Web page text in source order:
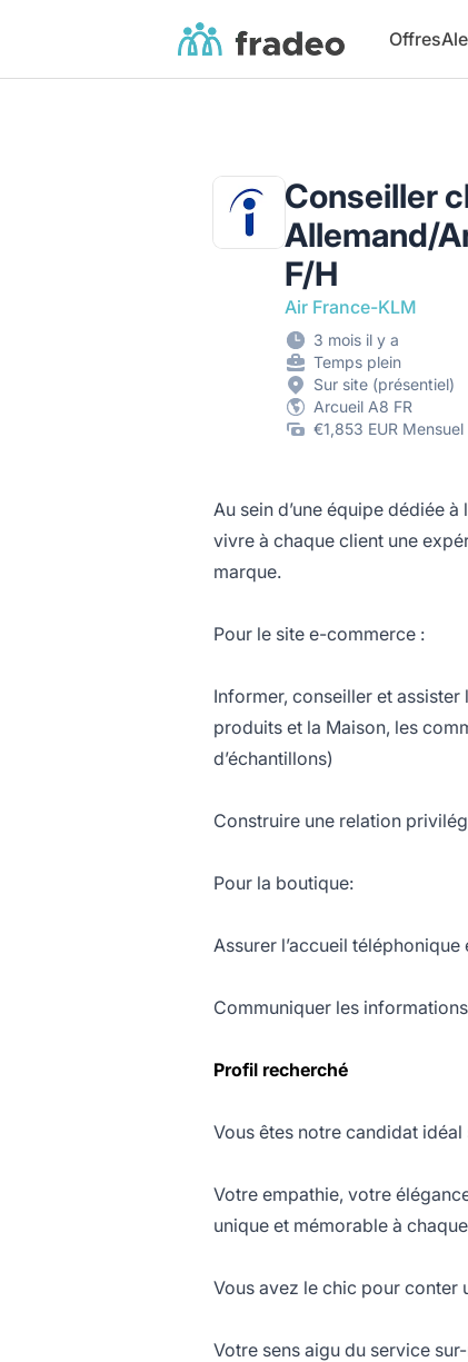
Fradeo Offres
Conseiller
Allemand/
F/H
Air France-KLM
3 mois il y a
Temps plein
Sur site (présentiel)
Arcueil A8 FR
€1,853 EUR Mensuel
Au sein d’une équipe dédiée
vivre à chaque client une
marque.
Pour le site e-commerce :
Informer, conseiller et
produits et la Maison, les
d’échantillons)
Construire une relation
Pour la boutique:
Assurer l’accueil
Communiquer les
Profil recherché
Vous êtes notre candidat
Votre empathie, votre
unique et mémorable à
Vous avez le chic pour conter
Votre sens aigu du service